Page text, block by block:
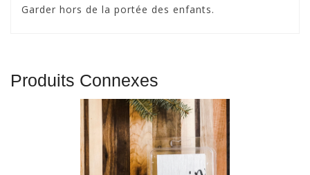
Garder hors de la portée des enfants.
Produits Connexes